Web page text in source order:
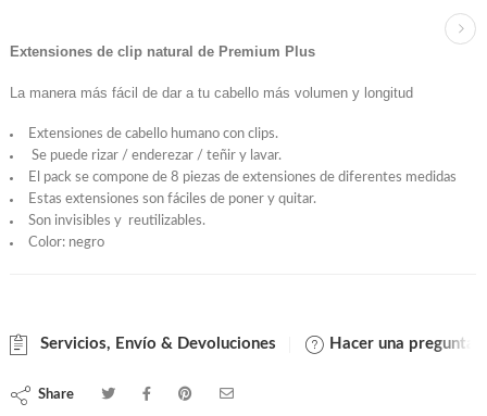
Extensiones de clip natural de Premium Plus
La manera más fácil de dar a tu cabello más volumen y longitud
Extensiones de cabello humano con clips.
Se puede rizar / enderezar / teñir y lavar.
El pack se compone de 8 piezas de extensiones de diferentes medidas
Estas extensiones son fáciles de poner y quitar.
Son invisibles y reutilizables.
Color: negro
Servicios, Envío & Devoluciones Hacer una pregunta
Share